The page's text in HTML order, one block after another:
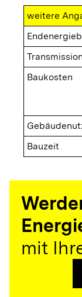
weitere
Baukosten
Bauzeit
mit